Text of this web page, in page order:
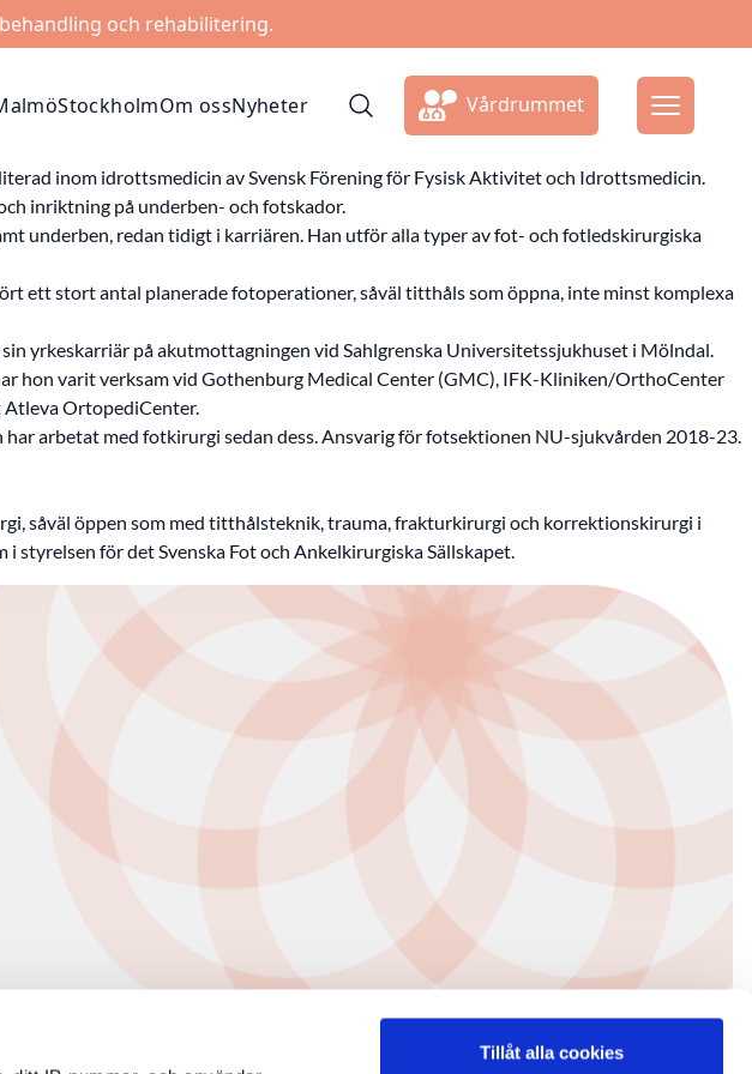
Tillåt alla cookies
och rehabilitering.
StockholmOm ossNyheter Vårdrummet
inom idrottsmedicin av Svensk Förening för Fysisk Aktivitet och Idrottsmedicin.
inriktning på underben- och fotskador.
underben, redan tidigt i karriären. Han utför alla typer av fot- och fotledskirurgiska
ett stort antal planerade fotoperationer, såväl titthåls som öppna, inte minst komplexa
yrkeskarriär på akutmottagningen vid Sahlgrenska Universitetssjukhuset i Mölndal.
hon varit verksam vid Gothenburg Medical Center (GMC), IFK-Kliniken/OrthoCenter
Atleva OrtopediCenter.
arbetat med fotkirurgi sedan dess. Ansvarig för fotsektionen NU-sjukvården 2018-23.
såväl öppen som med titthålsteknik, trauma, frakturkirurgi och korrektionskirurgi i
styrelsen för det Svenska Fot och Ankelkirurgiska Sällskapet.